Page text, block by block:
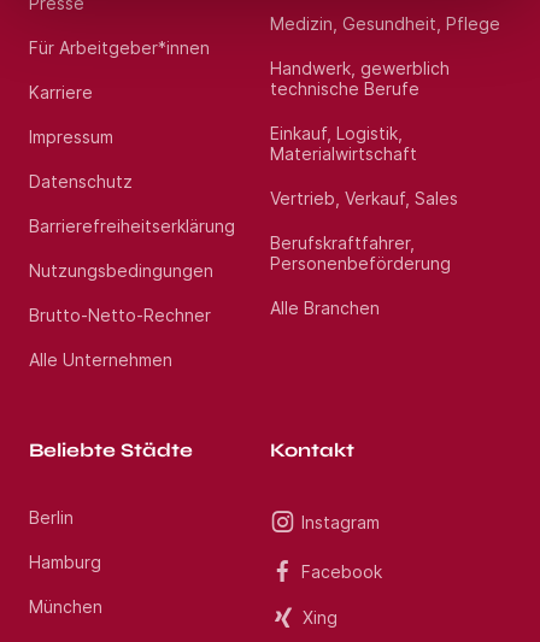
Für Arbeitgeber*innen
Karriere
Impressum
Datenschutz
Barrierefreiheitserklärung
Nutzungsbedingungen
Brutto-Netto-Rechner
Alle Unternehmen
Medizin, Gesundheit, Pflege
Handwerk, gewerblich
technische Berufe
Einkauf, Logistik,
Materialwirtschaft
Vertrieb, Verkauf, Sales
Berufskraftfahrer,
Personenbeförderung
Alle Branchen
Beliebte Städte
Berlin
Hamburg
München
Kontakt
Instagram
Facebook
Xing